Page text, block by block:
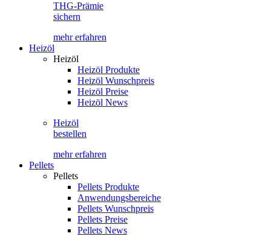
THG-Prämie
sichern
mehr erfahren
Heizöl
Heizöl
Heizöl Produkte
Heizöl Wunschpreis
Heizöl Preise
Heizöl News
Heizöl
bestellen
mehr erfahren
Pellets
Pellets
Pellets Produkte
Anwendungsbereiche
Pellets Wunschpreis
Pellets Preise
Pellets News